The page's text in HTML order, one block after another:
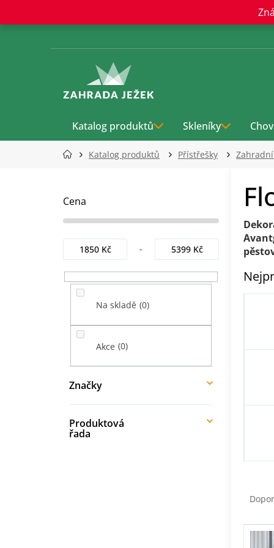
obsah
Katalog produktů Skleníky
Katalog produktů Přístřešky
Cena
1850Kč 5399Kč
Na skladě 0
Akce 0
Značky
Produktová
řada
e
V